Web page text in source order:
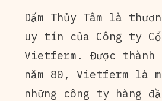
Dấm Thủy Tâm là
uy tín của Công ty Cổ
Vietferm. Được thành
năm 80, Vietferm là
những công ty hàng